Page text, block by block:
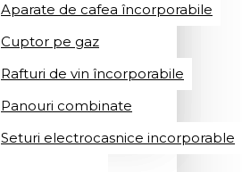
Aparate de cafea încorporabile
Cuptor pe gaz
Rafturi de vin încorporabile
Panouri combinate
Seturi electrocasnice incorporable